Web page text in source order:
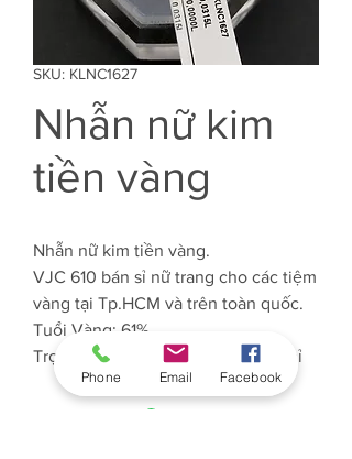
SKU: KLNC1627
Nhẫn nữ kim
tiền vàng
Nhẫn nữ kim tiền vàng.
VJC 610 bán sỉ nữ trang cho các tiệm
vàng tại Tp.HCM và trên toàn quốc.
Tuổi Vàng: 61%
Trọng lượng Vàng: Khoảng 0.31 chỉ
Phone Email Facebook